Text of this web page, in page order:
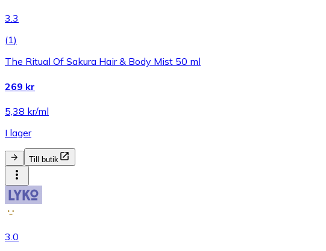
3.3
(1)
The Ritual Of Sakura Hair & Body Mist 50 ml
269 kr
5,38 kr/ml
I lager
Till butik
3.0